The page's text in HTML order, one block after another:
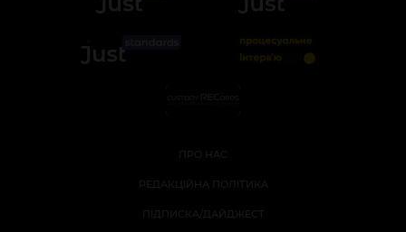
ПРО НАС
РЕДАКЦІЙНА ПОЛІТИКА
ПІДПИСКА/ДАЙДЖЕСТ